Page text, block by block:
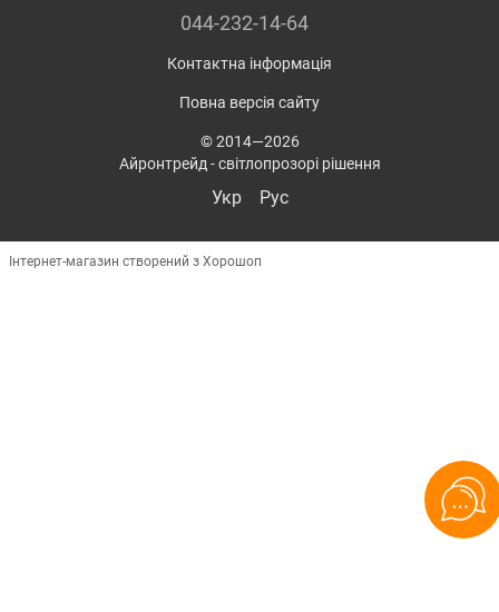
044-232-14-64
Контактна інформація
Повна версія сайту
© 2014—2026
Айронтрейд - світлопрозорі рішення
Укр Рус
Інтернет-магазин створений з Хорошоп